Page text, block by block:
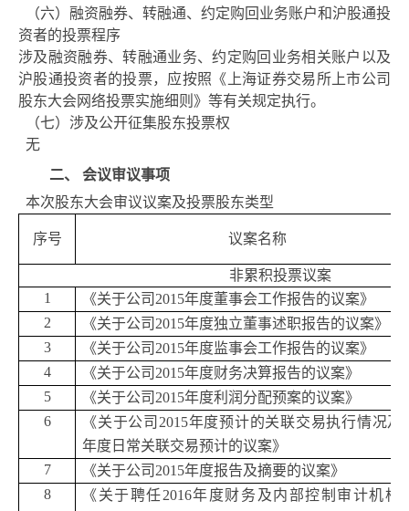
（六）融资融券、转融通、约定购回业务账户和沪股通投
资者的投票程序
涉及融资融券、转融通业务、约定购回业务相关账户以及
沪股通投资者的投票，应按照《上海证券交易所上市公司
股东大会网络投票实施细则》等有关规定执行。
（七）涉及公开征集股东投票权
无
二、 会议审议事项
本次股东大会审议议案及投票股东类型
序号 议案名称
非累积投票议案
1
《关于公司 2015年度董事会工作报告的议案》
2
《关于公司 2015年度独立董事述职报告的议案》
3
《关于公司 2015年度监事会工作报告的议案》
4
《关于公司 2015年度财务决算报告的议案》
5
《关于公司 2015年度利润分配预案的议案》
6
《关于公司 2015年度预计的关联交易执行情况及
年度日常关联交易预计的议案》
7
《关于公司 2015年度报告及摘要的议案》
8
《关于聘任2016年度财务及内部控制审计机构